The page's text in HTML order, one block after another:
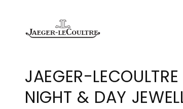
JAEGER-
NIGHT & DAY